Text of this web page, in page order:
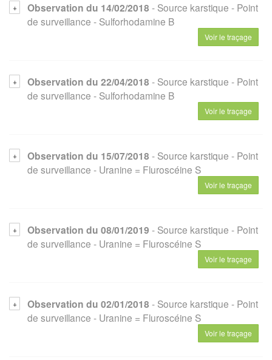
Observation du 14/02/2018 - Source karstique - Point
de surveillance - Sulforhodamine B
Voir le traçage
Observation du 22/04/2018 - Source karstique - Point
de surveillance - Sulforhodamine B
Voir le traçage
Observation du 15/07/2018 - Source karstique - Point
de surveillance - Uranine = Fluroscéine S
Voir le traçage
Observation du 08/01/2019 - Source karstique - Point
de surveillance - Uranine = Fluroscéine S
Voir le traçage
Observation du 02/01/2018 - Source karstique - Point
de surveillance - Uranine = Fluroscéine S
Voir le traçage